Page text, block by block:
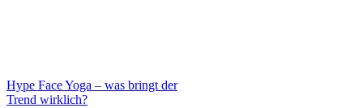
Hype Face Yoga – was bringt der
Trend wirklich?